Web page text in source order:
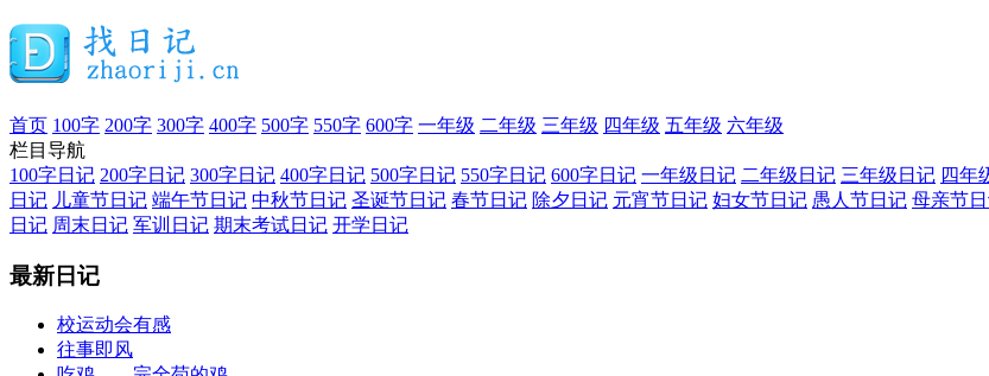
首页 100字 200字 300字 400字 500字 550字 600字 一年级 二年级 三年级 四年级 五年级 六年级
栏目导航
100字日记 200字日记 300字日记 400字日记 500字日记 550字日记 600字日记 一年级日记 二年级日记 三年级日记 四年
日记 儿童节日记 端午节日记 中秋节日记 圣诞节日记 春节日记 除夕日记 元宵节日记 妇女节日记 愚人节日记 母亲节
日记 周末日记 军训日记 期末考试日记 开学日记
最新日记
校运动会有感
往事即风